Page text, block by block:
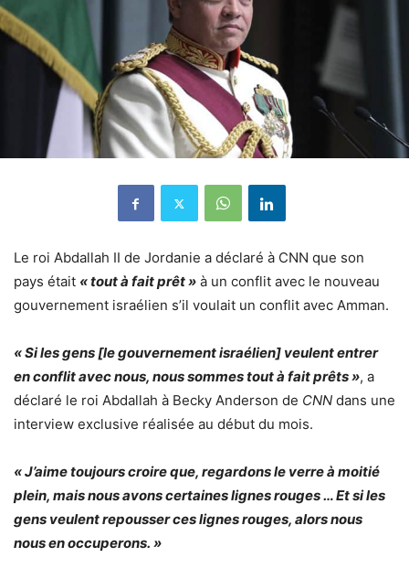
Le roi Abdallah II de Jordanie a déclaré à CNN que son
pays était « tout à fait prêt » à un conflit avec le nouveau
gouvernement israélien s’il voulait un conflit avec Amman.
« Si les gens [le gouvernement israélien] veulent entrer
en conflit avec nous, nous sommes tout à fait prêts », a
déclaré le roi Abdallah à Becky Anderson de CNN dans une
interview exclusive réalisée au début du mois.
« J’aime toujours croire que, regardons le verre à moitié
plein, mais nous avons certaines lignes rouges … Et si les
gens veulent repousser ces lignes rouges, alors nous
nous en occuperons. »